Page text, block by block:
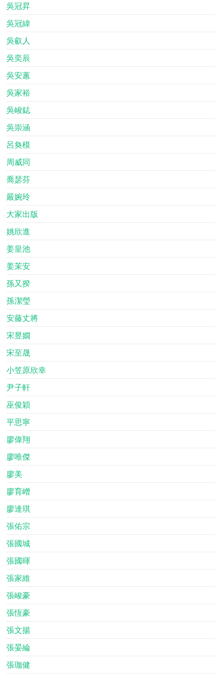
吳冠昇
吳冠緯
吳叡人
吳奕辰
吳安蕙
吳家裕
吳峻鋕
吳崇涵
呂奐模
周威同
喬瑟芬
嚴婉玲
大家出版
姚欣進
姜皇池
姜茉安
孫又揆
孫潔瑩
安藤丈將
宋昱嫺
宋至晟
小笠原欣幸
尹子軒
巫俊穎
平思寧
廖偉翔
廖唯傑
廖美
廖育嶒
廖達琪
張佑宗
張國城
張國暉
張家維
張峻豪
張恆豪
張文揚
張晏綸
張珈健